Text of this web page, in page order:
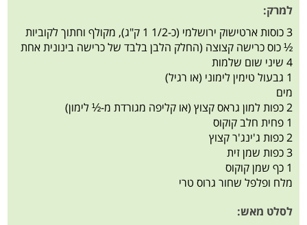
למרק:
3 כוסות ארטישוק ירושלמי (כ-1/2 1 ק"ג), מקולף וחתוך לקוביות
½ כוס כרישה קצוצה (החלק הלבן בלבד של כרישה בינונית אחת
4 שיני שום שלמות
1 גבעול טימין לימוני (או רגיל)
מים
2 כפות למון גראס קצוץ (או קליפה מגורדת מ-½ לימון)
1 פחית חלב קוקוס
2 כפות ג'ינג'ר קצוץ
3 כפות שמן זית
1 כף שמן קוקוס
מלח ופלפל שחור גרוס טרי
לסלט מאש: